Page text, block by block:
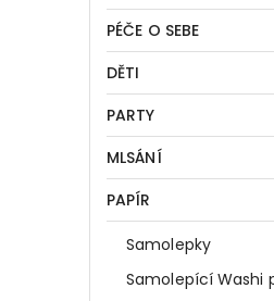
PÉČE O SEBE
DĚTI
PARTY
MLSÁNÍ
PAPÍR
Samolepky
Samolepící Washi